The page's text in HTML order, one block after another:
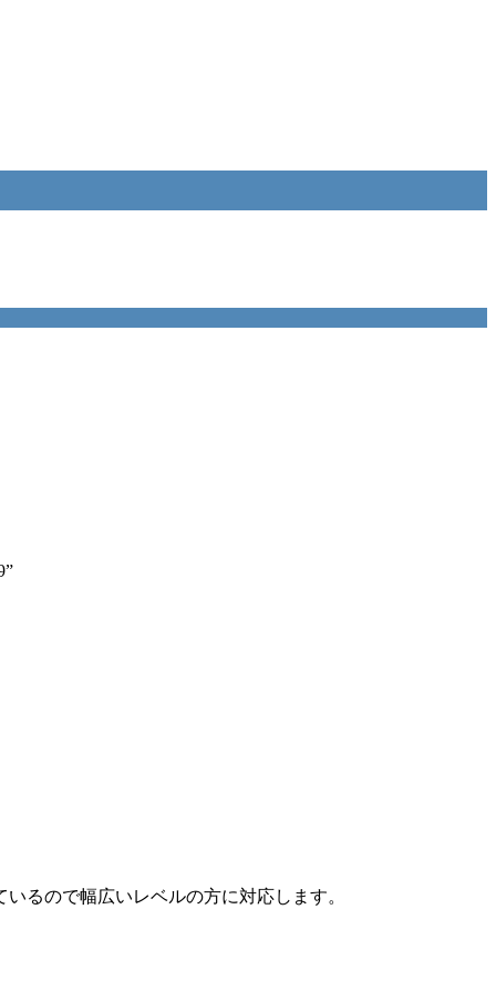
るので幅広いレベルの方に対応します。